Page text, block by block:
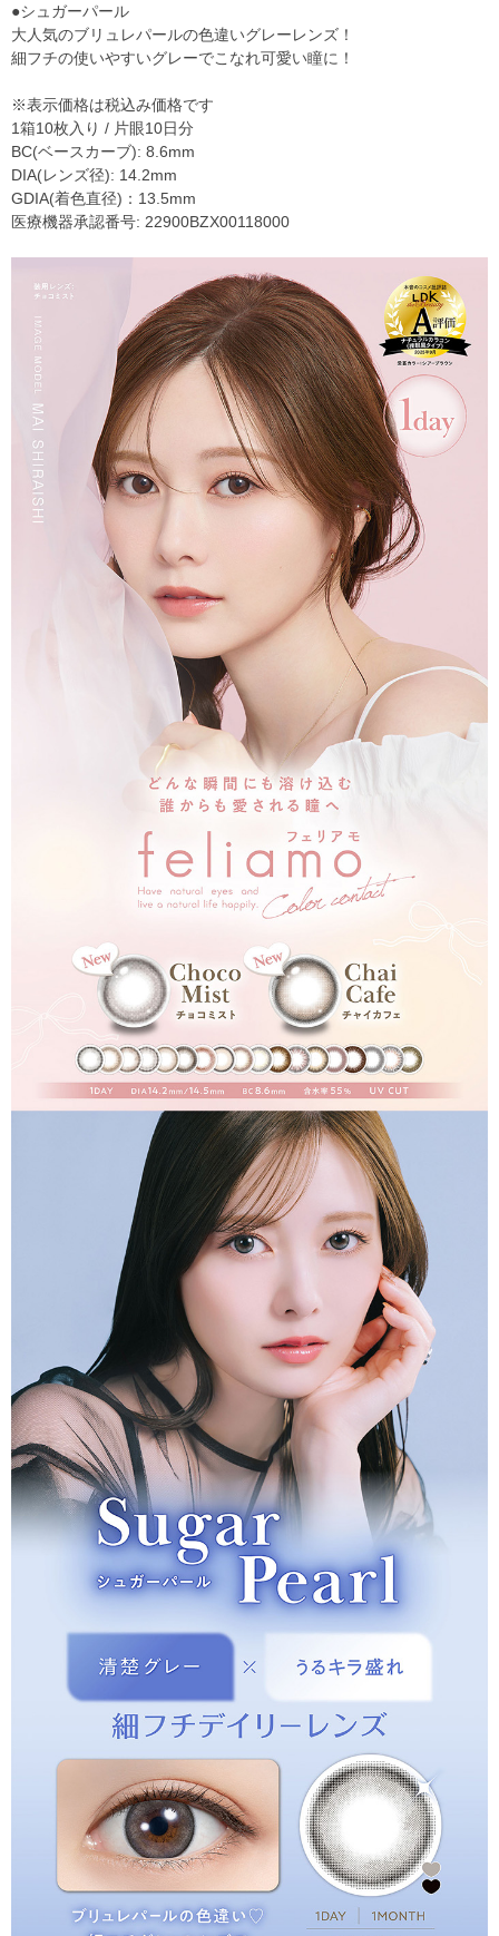
●シュガーパール
大人気のブリュレパールの色違いグレーレンズ！
細フチの使いやすいグレーでこなれ可愛い瞳に！
※表示価格は税込み価格です
1箱10枚入り / 片眼10日分
BC(ベースカーブ): 8.6mm
DIA(レンズ径): 14.2mm
GDIA(着色直径)：13.5mm
医療機器承認番号: 22900BZX00118000